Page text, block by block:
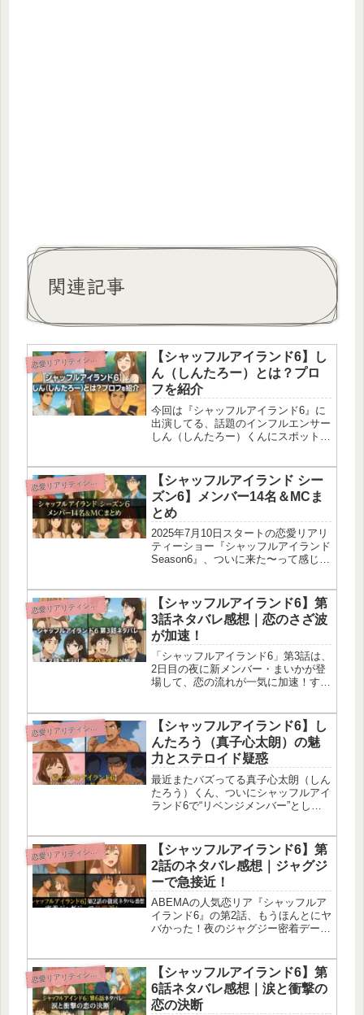
関連記事
恋
愛リアリティショー
【シャッフルアイランド6】し
ん（しんたろー）とは？プロ
フを紹介
今回は『シャッフルアイランド6』に
出演してる、話題のインフルエンサー
しん（しんたろー）くんにスポットを
恋リアまで幅広く活躍中。見た目イケ
メン、中身おもろいって最高かよ♡...
恋
愛リアリティショー
【シャッフルアイランド シー
ズン6】メンバー14名＆MCま
とめ
2025年7月10日スタートの恋愛リアリ
ティーショー『シャッフルアイランド
Season6』、ついに来た〜って感じ！
う、まさに恋のサバイバル。プロサッ
カー選手・かつよしくん...
恋
愛リアリティショー
【シャッフルアイランド6】第
3話ネタバレ感想｜恋のさざ波
が加速！
「シャッフルアイランド6」第3話は、
2日目の夜に新メンバー・まいかが登
場して、恋の流れが一気に加速！すで
てて面白すぎた〜！だいすけ・かつよ
し・しんたろうら男子陣のアツいア
プ...
恋
愛リアリティショー
【シャッフルアイランド6】し
んたろう（真子心太朗）の魅
力とステロイド疑惑
最近またバズってる真子心太朗（しん
たろう）くん、ついにシャッフルアイ
ランド6で“リベンジメンバー”として
で魅せる姿はまさに「筋肉＝かっこい
い」って感じで、VOD勢の私もつい...
恋
愛リアリティショー
【シャッフルアイランド6】第
2話のネタバレ感想｜ジャグジ
ーで急接近！
ABEMAの人気恋リア『シャッフルア
イランド6』の第2話、もうほんとにヤ
バかった！夜のジャグジー密着デート
まらん展開だったよ〜！この記事で
は、第2話の動きをわかりやすくネ
タ...
恋
愛リアリティショー
【シャッフルアイランド6】第
6話ネタバレ感想｜涙と衝撃の
恋の決断